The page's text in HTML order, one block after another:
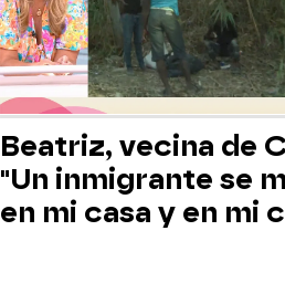
Beatriz, vecina de
"Un inmigrante se
en mi casa y en mi